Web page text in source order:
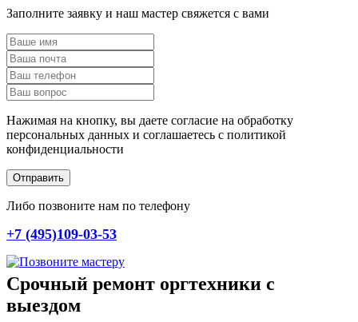
Заполните заявку и наш мастер свяжется с вами
Нажимая на кнопку, вы даете согласие на обработку
персональных данных и соглашаетесь c политикой
конфиденциальности
Отправить
Либо позвоните нам по телефону
+7 (495)109-03-53
Срочный ремонт оргтехники с
выездом